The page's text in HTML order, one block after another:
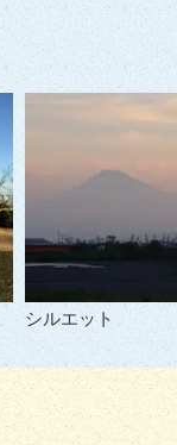
シルエット